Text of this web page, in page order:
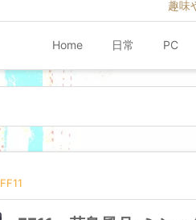
趣味
Home 日常 PC
FF11